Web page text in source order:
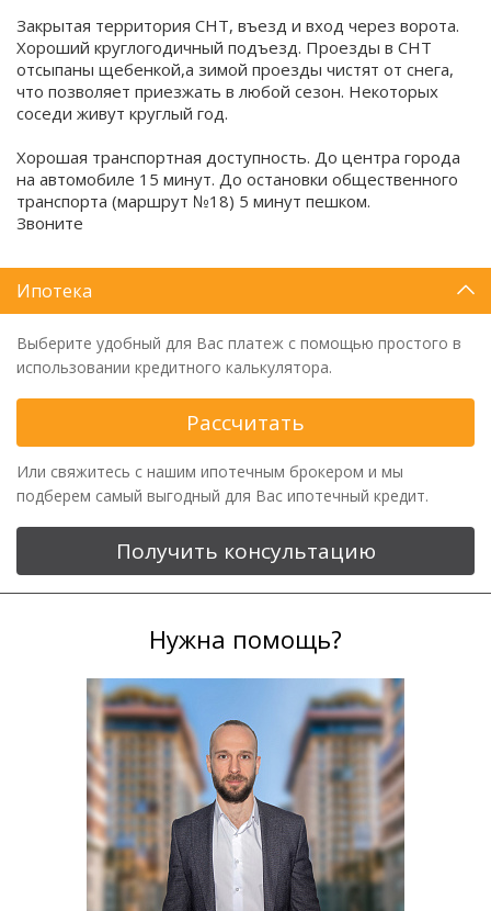
Закрытая территория СНТ, въезд и вход через ворота.
Хороший круглогодичный подъезд. Проезды в СНТ
отсыпаны щебенкой,а зимой проезды чистят от снега,
что позволяет приезжать в любой сезон. Некоторых
соседи живут круглый год.
Хорошая транспортная доступность. До центра города
на автомобиле 15 минут. До остановки общественного
транспорта (маршрут №18) 5 минут пешком.
Звоните
Ипотека
Выберите удобный для Вас платеж с помощью простого в
использовании кредитного калькулятора.
Рассчитать
Или свяжитесь с нашим ипотечным брокером и мы
подберем самый выгодный для Вас ипотечный кредит.
Получить консультацию
Нужна помощь?